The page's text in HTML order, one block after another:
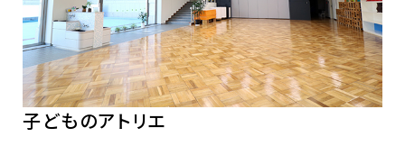
子どものアトリエ